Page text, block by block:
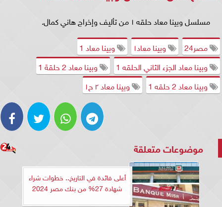
مسلسل وبينا معاد حلقه ١ من تأليف وإخراج هاني كمال.
مصر24
وبينا معاد١
وبينا معاد 1
وبينا معاد الجزء الثاني الحلقه 1
وبينا معاد 2 حلقة 1
وبينا معاد 2 حلقه 1
وبينا معاد ٢ ح١
موضوعات متعلقة
أعلى فائدة في التاريخ.. خطوات شراء
شهادة 27% من بنك مصر 2024